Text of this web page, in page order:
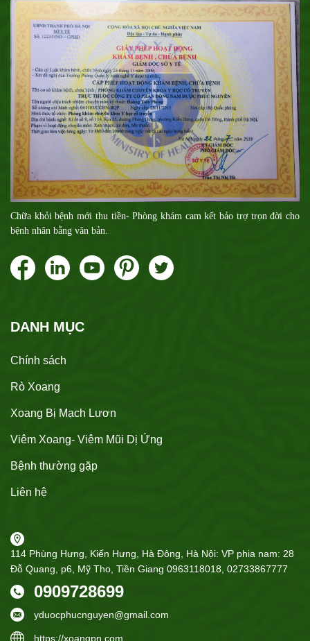
Chữa khỏi bệnh mới thu tiền- Phòng khám cam kết bảo trợ trọn đời cho
bệnh nhân bằng văn bản.
DANH MỤC
Chính sách
Rò Xoang
Xoang Bị Mạch Lươn
Viêm Xoang- Viêm Mũi Dị Ứng
Bệnh thường gặp
Liên hệ
114 Phùng Hưng, Kiến Hưng, Hà Đông, Hà Nội: VP phia nam: 28
Đỗ Quang, p6, Mỹ Tho, Tiền Giang 0963118018, 02733867777
0909728699
yduocphucnguyen@gmail.com
https://xoangpn.com